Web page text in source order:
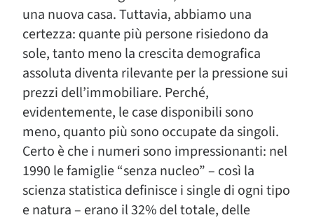
una nuova casa. Tuttavia, abbiamo una
certezza: quante più persone risiedono da
sole, tanto meno la crescita demografica
assoluta diventa rilevante per la pressione sui
prezzi dell’immobiliare. Perché,
evidentemente, le case disponibili sono
meno, quanto più sono occupate da singoli.
Certo è che i numeri sono impressionanti: nel
1990 le famiglie “senza nucleo” – così la
scienza statistica definisce i single di ogni tipo
e natura – erano il 32% del totale, delle